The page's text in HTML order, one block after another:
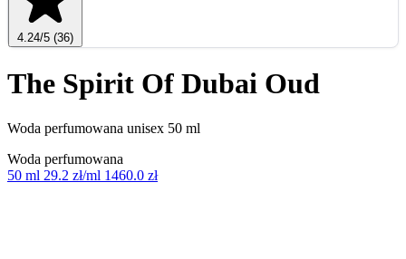
4.24/5 (36)
The Spirit Of Dubai Oud
Woda perfumowana unisex 50 ml
Woda perfumowana
50 ml 29.2 zł/ml 1460.0 zł